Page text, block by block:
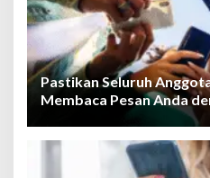
Pastikan Seluruh
Membaca Pesan Anda